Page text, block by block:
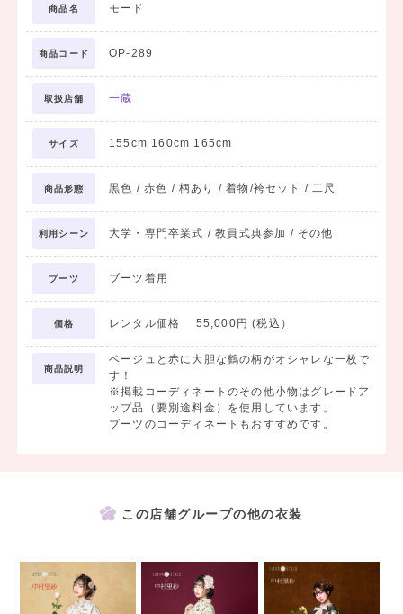
商品名 モード
商品コード OP-289
取扱店舗 一蔵
サイズ 155cm 160cm 165cm
商品形態 黒色 / 赤色 / 柄あり / 着物/袴セット / 二尺
利用シーン 大学・専門卒業式 / 教員式典参加 / その他
ブーツ ブーツ着用
価格 レンタル価格 55,000円 (税込）
商品説明
ベージュと赤に大胆な鶴の柄がオシャレな一枚で
す！
※掲載コーディネートのその他小物はグレードア
ップ品（要別途料金）を使用しています。
ブーツのコーディネートもおすすめです。
この店舗グループの他の衣装